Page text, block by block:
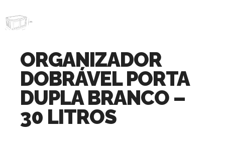
ORGANIZADOR
DOBRÁVEL PORTA
DUPLA BRANCO –
30 LITROS